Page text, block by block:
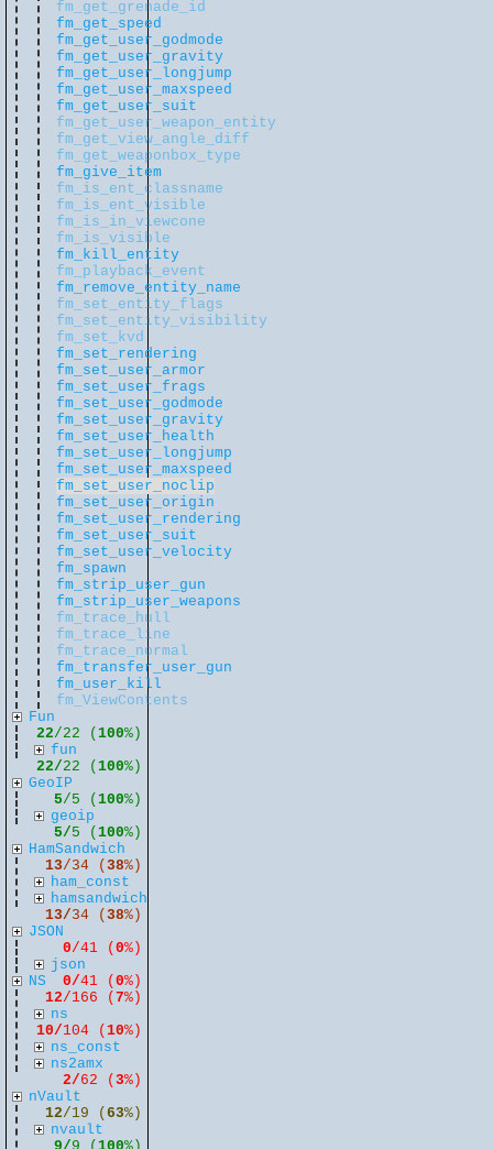
fm_get_grenade_id
fm_get_speed
fm_get_user_godmode
fm_get_user_gravity
fm_get_user_longjump
fm_get_user_maxspeed
fm_get_user_suit
fm_get_user_weapon_entity
fm_get_view_angle_diff
fm_get_weaponbox_type
fm_give_item
fm_is_ent_classname
fm_is_ent_visible
fm_is_in_viewcone
fm_is_visible
fm_kill_entity
fm_playback_event
fm_remove_entity_name
fm_set_entity_flags
fm_set_entity_visibility
fm_set_kvd
fm_set_rendering
fm_set_user_armor
fm_set_user_frags
fm_set_user_godmode
fm_set_user_gravity
fm_set_user_health
fm_set_user_longjump
fm_set_user_maxspeed
fm_set_user_noclip
fm_set_user_origin
fm_set_user_rendering
fm_set_user_suit
fm_set_user_velocity
fm_spawn
fm_strip_user_gun
fm_strip_user_weapons
fm_trace_hull
fm_trace_line
fm_trace_normal
fm_transfer_user_gun
fm_user_kill
fm_ViewContents
Fun
22/22 (100%)
fun
22/22 (100%)
GeoIP
5/5 (100%)
geoip
5/5 (100%)
HamSandwich
13/34 (38%)
ham_const
hamsandwich
13/34 (38%)
JSON
0/41 (0%)
json
0/41 (0%)
NS
12/166 (7%)
ns
10/104 (10%)
ns_const
ns2amx
2/62 (3%)
nVault
12/19 (63%)
nvault